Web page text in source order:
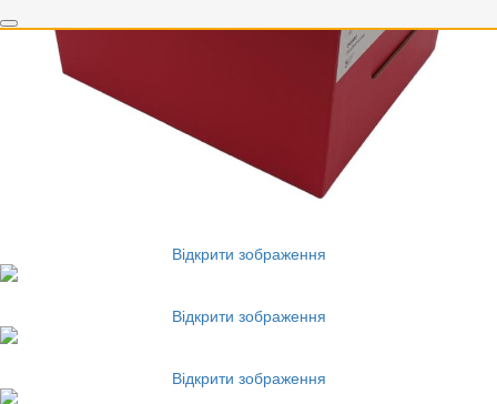
Відкрити зображення
Відкрити зображення
Відкрити зображення